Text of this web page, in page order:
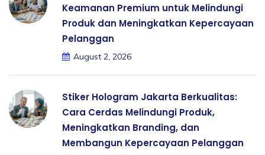
Keamanan Premium untuk Melindungi
Produk dan Meningkatkan Kepercayaan
Pelanggan
August 2, 2026
Stiker Hologram Jakarta Berkualitas:
Cara Cerdas Melindungi Produk,
Meningkatkan Branding, dan
Membangun Kepercayaan Pelanggan